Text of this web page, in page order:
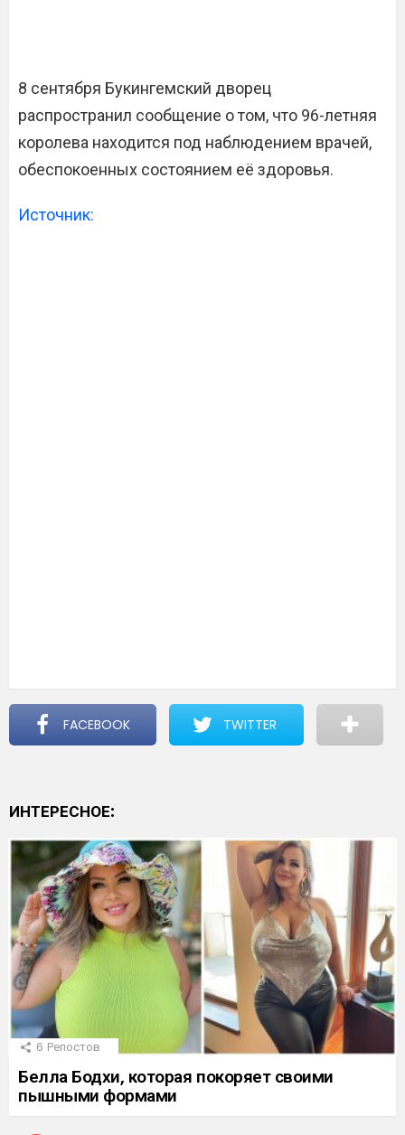
8 сентября Букингемский дворец
распространил сообщение о том, что 96-летняя
королева находится под наблюдением врачей,
обеспокоенных состоянием её здоровья.
Источник:
FACEBOOK TWITTER
ИНТЕРЕСНОЕ:
6 Репостов
Белла Бодхи, которая покоряет своими
пышными формами